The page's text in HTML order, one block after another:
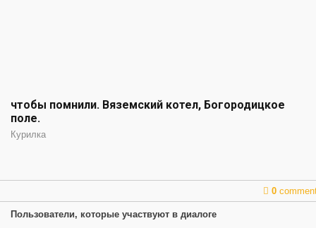
чтобы помнили. Вяземский котел, Богородицкое
поле.
Курилка
0
Пользователи, которые участвуют в диалоге